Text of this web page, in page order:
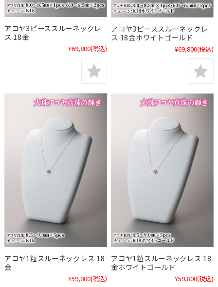
アコヤ3ピーススルーネックレ
ス 18金
¥69,800(税込)
アコヤ3ピーススルーネックレ
ス 18金ホワイトゴールド
¥69,800(税込)
アコヤ1粒スルーネックレス 18
金
¥59,800(税込)
アコヤ1粒スルーネックレス 18
金ホワイトゴールド
¥59,800(税込)